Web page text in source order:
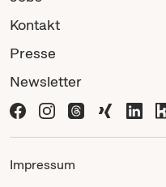
Kontakt
Presse
Newsletter
Impressum